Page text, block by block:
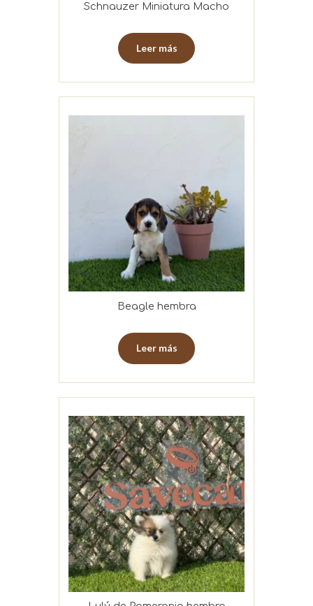
Schnauzer Miniatura Macho
Leer más
Beagle hembra
Leer más